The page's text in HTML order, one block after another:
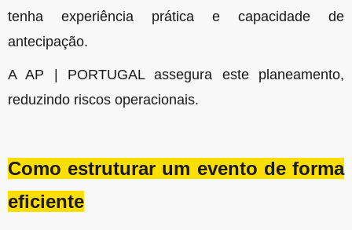
tenha experiência prática e capacidade de
antecipação.
A AP | PORTUGAL assegura este planeamento,
reduzindo riscos operacionais.
Como estruturar um evento de forma
eficiente